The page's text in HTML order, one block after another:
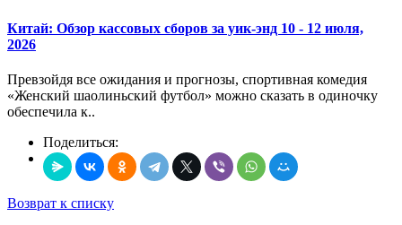
Китай: Обзор кассовых сборов за уик-энд 10 - 12 июля,
2026
Превзойдя все ожидания и прогнозы, спортивная комедия
«Женский шаолиньский футбол» можно сказать в одиночку
обеспечила к..
Поделиться:
Возврат к списку